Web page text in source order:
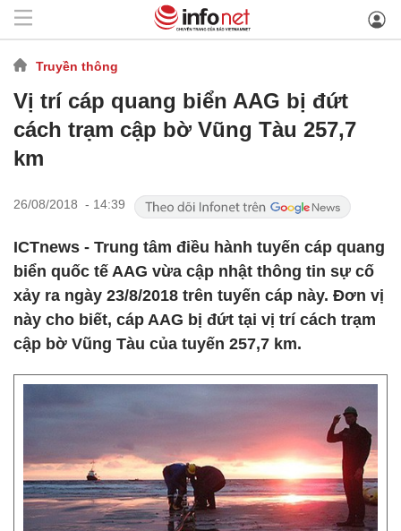
Truyền thông
Vị trí cáp quang biển AAG bị đứt
cách trạm cập bờ Vũng Tàu 257,7
km
26/08/2018 - 14:39
ICTnews - Trung tâm điều hành tuyến cáp quang
biển quốc tế AAG vừa cập nhật thông tin sự cố
xảy ra ngày 23/8/2018 trên tuyến cáp này. Đơn vị
này cho biết, cáp AAG bị đứt tại vị trí cách trạm
cập bờ Vũng Tàu của tuyến 257,7 km.